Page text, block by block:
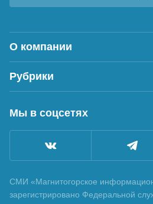
О компании
Рубрики
Мы в соцсетях
СМИ «Магнитогорское
зарегистрировано Федеральной